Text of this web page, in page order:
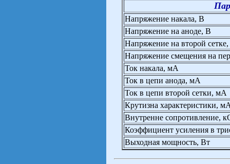
Напряжение накала, В
Напряжение на аноде, В
Напряжение на второй
Напряжение смещения на
Ток накала, мА
Ток в цепи анода, мА
Ток в цепи второй сетки, мА
Крутизна характеристики,
Внутренне сопротивление,
Коэффициент усиления в
Выходная мощность, Вт